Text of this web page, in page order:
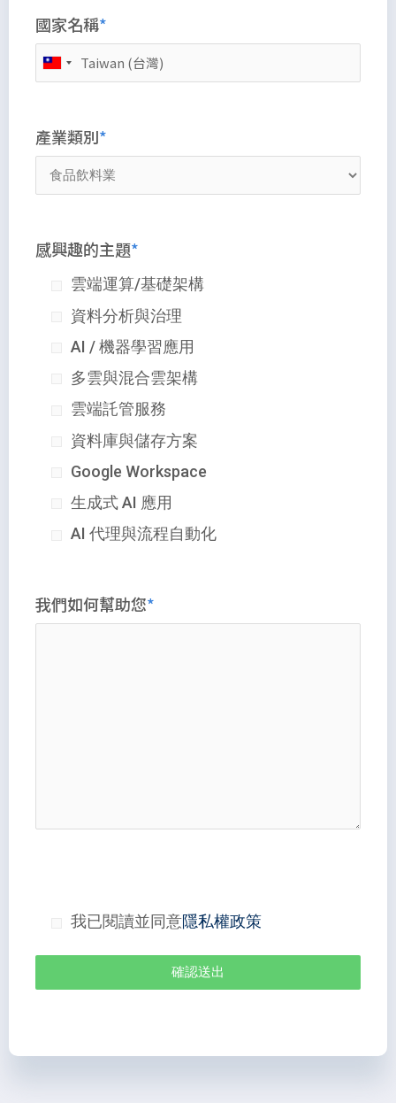
國家名稱
產業類別
感興趣的主題
雲端運算/基礎架構
資料分析與治理
AI / 機器學習應用
多雲與混合雲架構
雲端託管服務
資料庫與儲存方案
Google Workspace
生成式 AI 應用
AI 代理與流程自動化
我們如何幫助您
我已閱讀並同意隱私權政策
確認送出